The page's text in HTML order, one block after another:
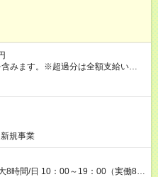
みます。※超過分は全額支給いたし
円／月 みなし残業時間 10時間／月
社規程により決定します。 ーー
、仕事での成果にあわせて昇給しま
上長の裁量でさらにプラスの昇給
につながる環境です。 【試用
の長さ：3ヶ月 雇用形態、給与は
規事業
：00（実働8時